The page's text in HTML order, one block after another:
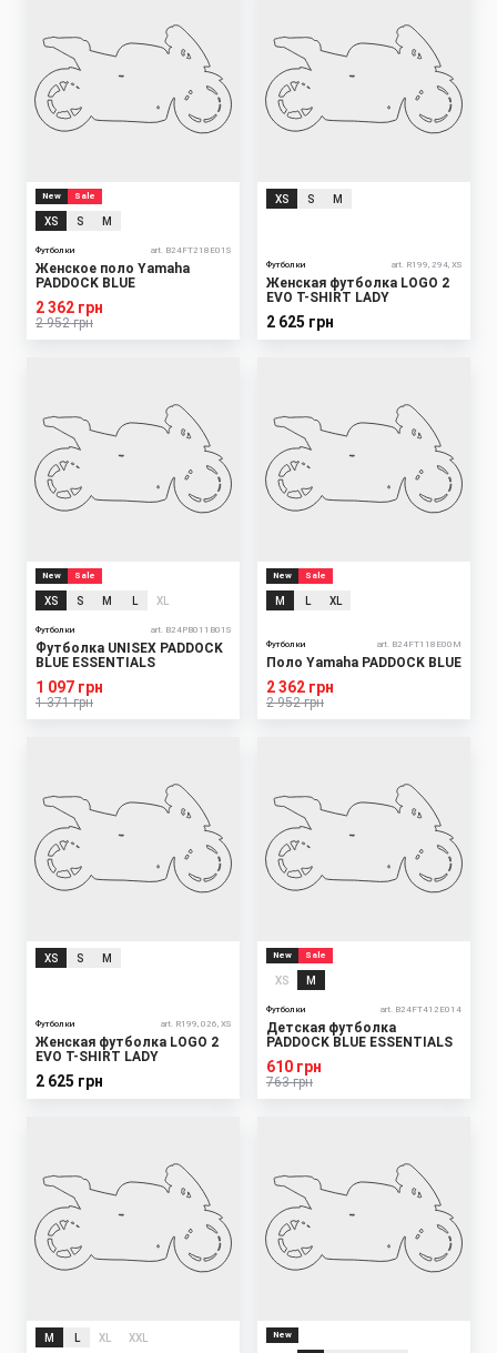
New Sale
XS S M
Футболки art. B24FT218E01S
Женское поло Yamaha
PADDOCK BLUE
2 952 грн
2 362 грн
XS S M
Футболки art. R199, 294, XS
Женская футболка LOGO 2
EVO T-SHIRT LADY
2 625 грн
New Sale
XS S M XL
Футболки art. B24PB011B01S
Футболка UNISEX PADDOCK
BLUE ESSENTIALS
1 371 грн
1 097 грн
New Sale
M XL
Футболки art. B24FT118E00M
Поло Yamaha PADDOCK BLUE
2 952 грн
2 362 грн
XS S M
Футболки art. R199, 026, XS
Женская футболка LOGO 2
EVO T-SHIRT LADY
2 625 грн
New Sale
XS M
Футболки art. B24FT412E014
Детская футболка
PADDOCK BLUE ESSENTIALS
763 грн
610 грн
M XL XXL New